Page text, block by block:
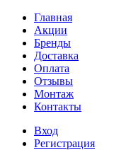
Главная
Акции
Бренды
Доставка
Оплата
Отзывы
Монтаж
Контакты
Вход
Регистрация